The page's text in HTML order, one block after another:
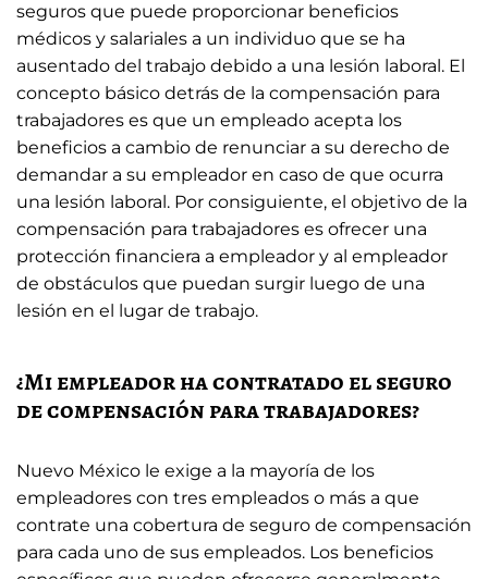
seguros que puede proporcionar beneficios
médicos y salariales a un individuo que se ha
ausentado del trabajo debido a una lesión laboral. El
concepto básico detrás de la compensación para
trabajadores es que un empleado acepta los
beneficios a cambio de renunciar a su derecho de
demandar a su empleador en caso de que ocurra
una lesión laboral. Por consiguiente, el objetivo de la
compensación para trabajadores es ofrecer una
protección financiera a empleador y al empleador
de obstáculos que puedan surgir luego de una
lesión en el lugar de trabajo.
¿Mi empleador ha contratado el seguro
de compensación para trabajadores?
Nuevo México le exige a la mayoría de los
empleadores con tres empleados o más a que
contrate una cobertura de seguro de compensación
para cada uno de sus empleados. Los beneficios